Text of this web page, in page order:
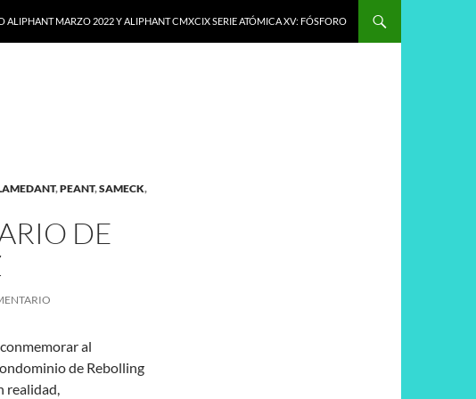
ALIPHANT MARZO 2022 Y ALIPHANT CMXCIX SERIE ATÓMICA XV: FÓSFORO
,PEANT,SAMECK,
DE
al
de Rebolling
realidad,